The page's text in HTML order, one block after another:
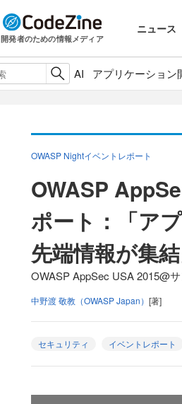
開発者のための情報メディア
ニュース
AI アプリケーション
OWASP Nightイベントレポート
OWASP
ポート：「ア
先端情報が集結
OWASP AppSec USA 2015@
中野渡 敬教（OWASP Japan） [著]
セキュリティ イベントレポート